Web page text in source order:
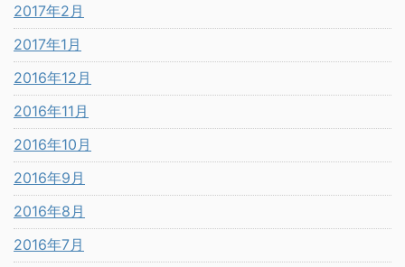
2017年2月
2017年1月
2016年12月
2016年11月
2016年10月
2016年9月
2016年8月
2016年7月